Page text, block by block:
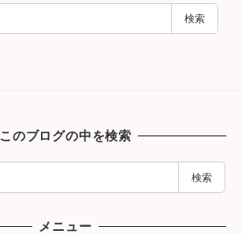
検索
このブログの中を検索
検索
メニュー